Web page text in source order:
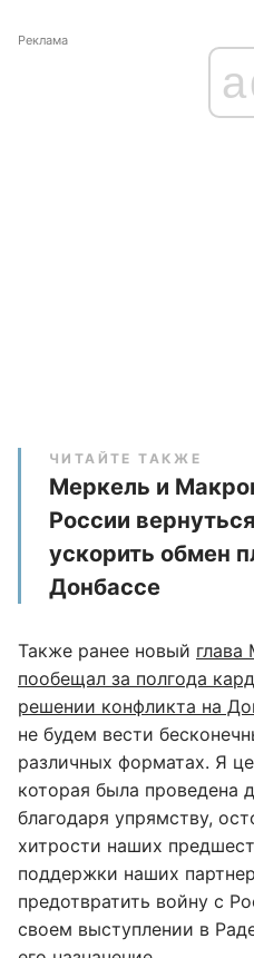
Реклама
ЧИТАЙТЕ ТАКЖЕ
Меркель и
России
ускорить обмен
Донбассе
Также ранее новый
пообещал за полгода
решении конфликта на
не будем вести
различных форматах. Я
которая была проведена
благодаря упрямству,
хитрости наших
поддержки наших
предотвратить войну с
своем выступлении в